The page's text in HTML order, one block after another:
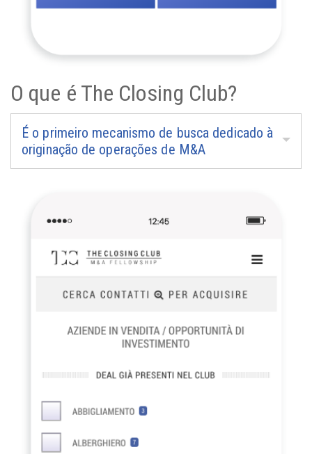
O que é The Closing Club?
É o primeiro mecanismo de busca dedicado à
originação de operações de M&A